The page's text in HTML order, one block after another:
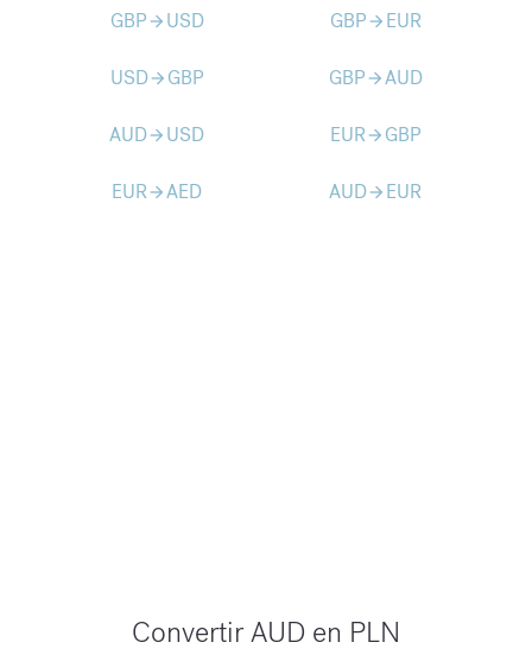
GBParrow_forward USD GBParrow_forward EUR
USDarrow_forward GBP GBParrow_forwardAUD
AUDarrow_forward USD EURarrow_forward GBP
EURarrow_forwardAED AUDarrow_forward EUR
Convertir AUD en PLN